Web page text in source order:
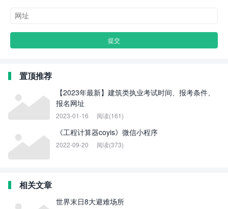
置顶推荐
【2023年最新】建筑类执业考试时间、报考条件、
报名网址
2023-01-16 阅读(161)
《工程计算器coyis》微信小程序
2022-09-20 阅读(373)
相关文章
世界末日8大避难场所